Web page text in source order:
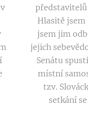
představitelů
Hlasitě jsem
jsem jim
jejich
Senátu
místní
tzv.
setkání